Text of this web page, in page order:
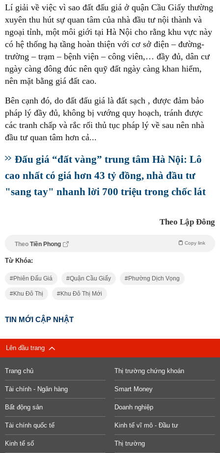
Lí giải về việc vì sao đất đấu giá ở quận Cầu Giấy thường
xuyên thu hút sự quan tâm của nhà đầu tư nội thành và
ngoại tỉnh, một môi giới tại Hà Nội cho rằng khu vực này
có hệ thống hạ tầng hoàn thiện với cơ sở điện – đường-
trường – trạm – bệnh viện – công viên,… đầy đủ, dân cư
ngày càng đông đúc nên quỹ đất ngày càng khan hiếm,
nên mặt bằng giá đất cao.
Bên cạnh đó, do đất đấu giá là đất sạch , được đảm bảo
pháp lý đầy đủ, không bị vướng quy hoạch, tránh được
các tranh chấp và rắc rối thủ tục pháp lý về sau nên nhà
đầu tư quan tâm hơn cả...
Đấu giá “đất vàng” trung tâm Hà Nội: Lô
cao nhất có giá hơn 43 tỷ đồng, nhà đầu tư
"sang tay" nhanh lời 700 triệu trong chốc lát
Theo Lập Đông
Theo Tiền Phong Copy link
Từ Khóa:
Phiên Đấu Giá Quận Cầu Giấy Phường Dịch Vọng
Khu Đô Thị Khu Đô Thị Mới
TIN MỚI CẬP NHẬT
Lên đầu trang
Trang chủ Thị trường chứng khoán
Tài chính - Ngân hàng Smart Money
Bất động sản Doanh nghiệp
Tài chính quốc tế Kinh tế vĩ mô - Đầu tư
Kinh tế số Thị trường